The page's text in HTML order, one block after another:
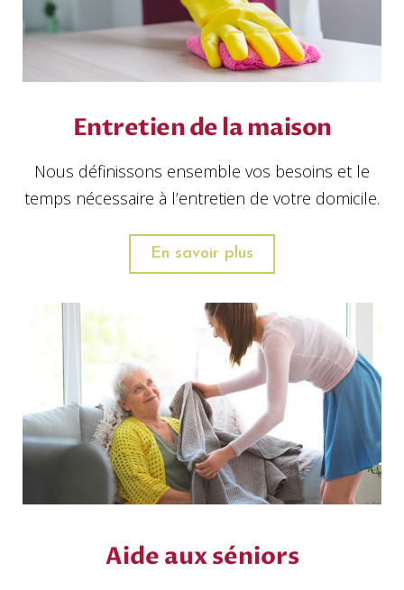
d
e
1
d
e
2
d
e
3
d
e
4
d
e
5
Entretien de la maison
Nous définissons ensemble vos besoins et le
temps nécessaire à l’entretien de votre domicile.
En savoir plus
Aide aux séniors